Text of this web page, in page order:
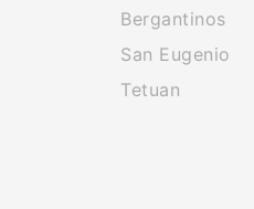
Bergantinos
San Eugenio
Tetuan